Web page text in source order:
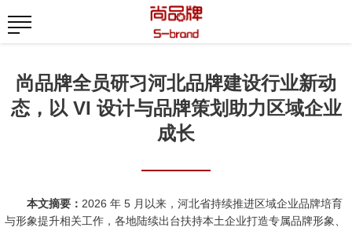
尚品牌全员研习河北品牌建设行业新动
态，以 VI 设计与品牌策划助力区域企业
成长
本文摘要： 2026 年 5 月以来，河北省持续推进区域企业品牌培育
与形象提升相关工作，各地陆续出台扶持本土企业打造专属品牌形象、